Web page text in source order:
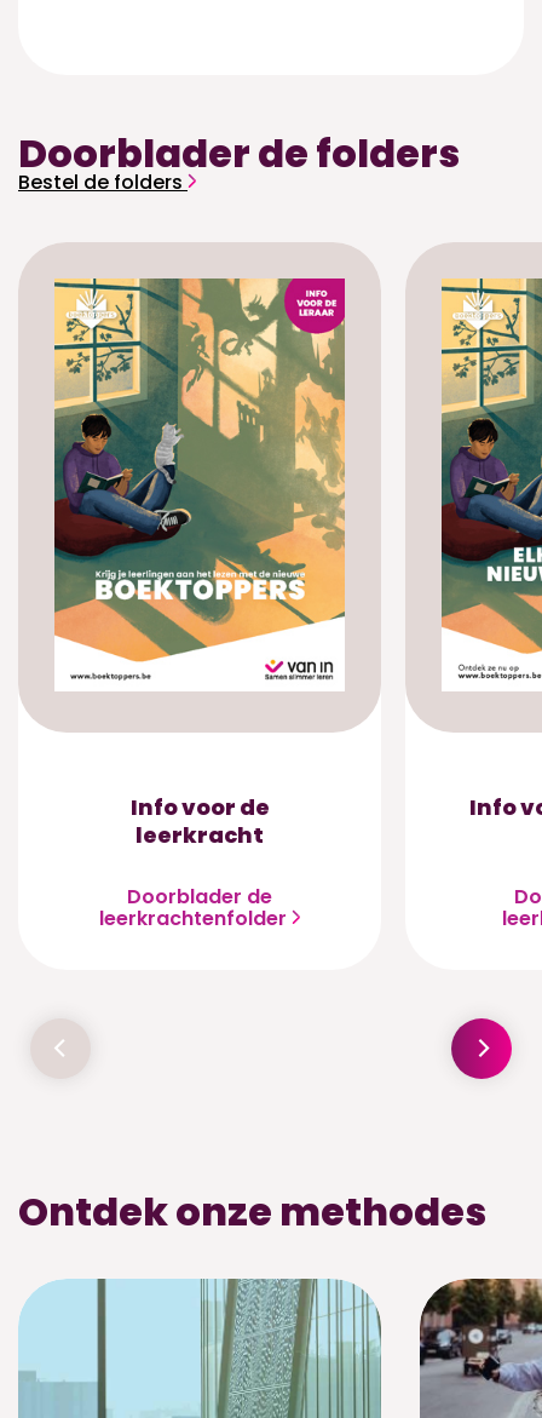
Doorblader de folders
Bestel de folders
Info voor de
leerkracht
Doorblader de
leerkrachtenfolder
Info
Ontdek onze methodes